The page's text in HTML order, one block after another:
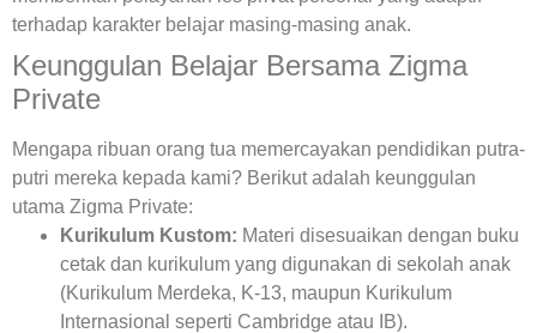
terhadap karakter belajar masing-masing anak.
Keunggulan Belajar Bersama Zigma
Private
Mengapa ribuan orang tua memercayakan pendidikan putra-
putri mereka kepada kami? Berikut adalah keunggulan
utama Zigma Private:
Kurikulum Kustom: Materi disesuaikan dengan buku
cetak dan kurikulum yang digunakan di sekolah anak
(Kurikulum Merdeka, K-13, maupun Kurikulum
Internasional seperti Cambridge atau IB).